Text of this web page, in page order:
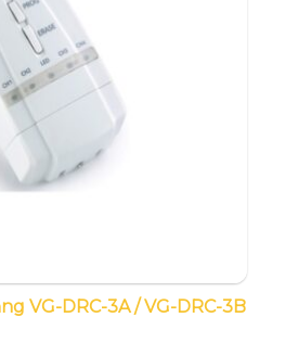
VG-DRC-3A / VG-DRC-3B